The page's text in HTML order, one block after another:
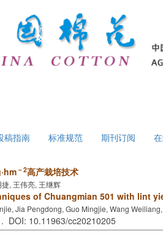
稿指南 标准规范 期刊订阅
－2高产栽培技术
, 王伟亮, 王继辉
of Chuangmian 501 with lint
Jia Pengdong, Guo Mingjie, Wang
DOI: 10.11963/cc20210205